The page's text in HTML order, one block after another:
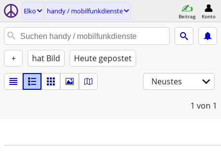
Elko handy / mobilfunkdienste
Beitrag Konto
+ hat Bild Heute gepostet
Neustes
1 von 1